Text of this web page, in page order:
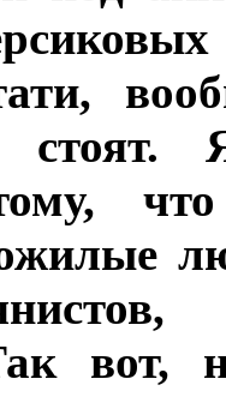
тому,
вот,